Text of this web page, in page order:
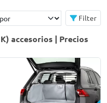
Filter
accesorios | Precios